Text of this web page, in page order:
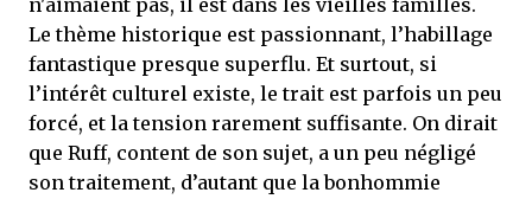
n'aimaient pas, il est dans les vieilles familles.
Le thème historique est passionnant, l’habillage
fantastique presque superflu. Et surtout, si
l’intérêt culturel existe, le trait est parfois un peu
forcé, et la tension rarement suffisante. On dirait
que Ruff, content de son sujet, a un peu négligé
son traitement, d’autant que la bonhommie